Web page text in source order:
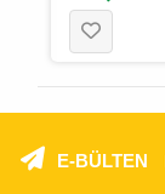
E-BÜLTEN